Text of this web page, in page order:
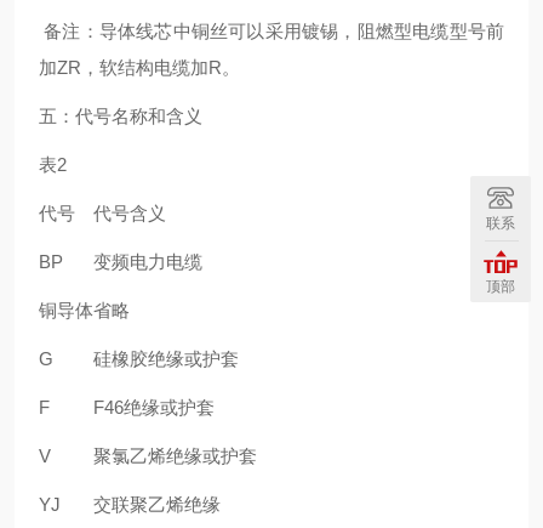
备注：导体线芯中铜丝可以采用镀锡，阻燃型电缆型号前
加ZR，软结构电缆加R。
五：代号名称和含义
表2
代号 代号含义
BP 变频电力电缆
铜导体省略
G 硅橡胶绝缘或护套
F F46绝缘或护套
V 聚氯乙烯绝缘或护套
YJ 交联聚乙烯绝缘
联系
顶部